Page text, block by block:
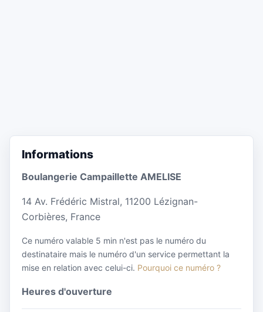
Informations
Boulangerie Campaillette AMELISE
14 Av. Frédéric Mistral, 11200 Lézignan-
Corbières, France
Ce numéro valable 5 min n'est pas le numéro du
destinataire mais le numéro d'un service permettant la
mise en relation avec celui-ci. Pourquoi ce numéro ?
Heures d'ouverture